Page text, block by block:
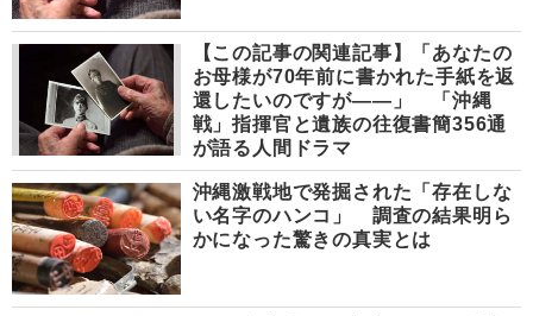
【この記事の関連記事】「あなたの
お母様が70年前に書かれた手紙を返
還したいのですが――」 「沖縄
戦」指揮官と遺族の往復書簡356通
が語る人間ドラマ
沖縄激戦地で発掘された「存在しな
い名字のハンコ」 調査の結果明ら
かになった驚きの真実とは